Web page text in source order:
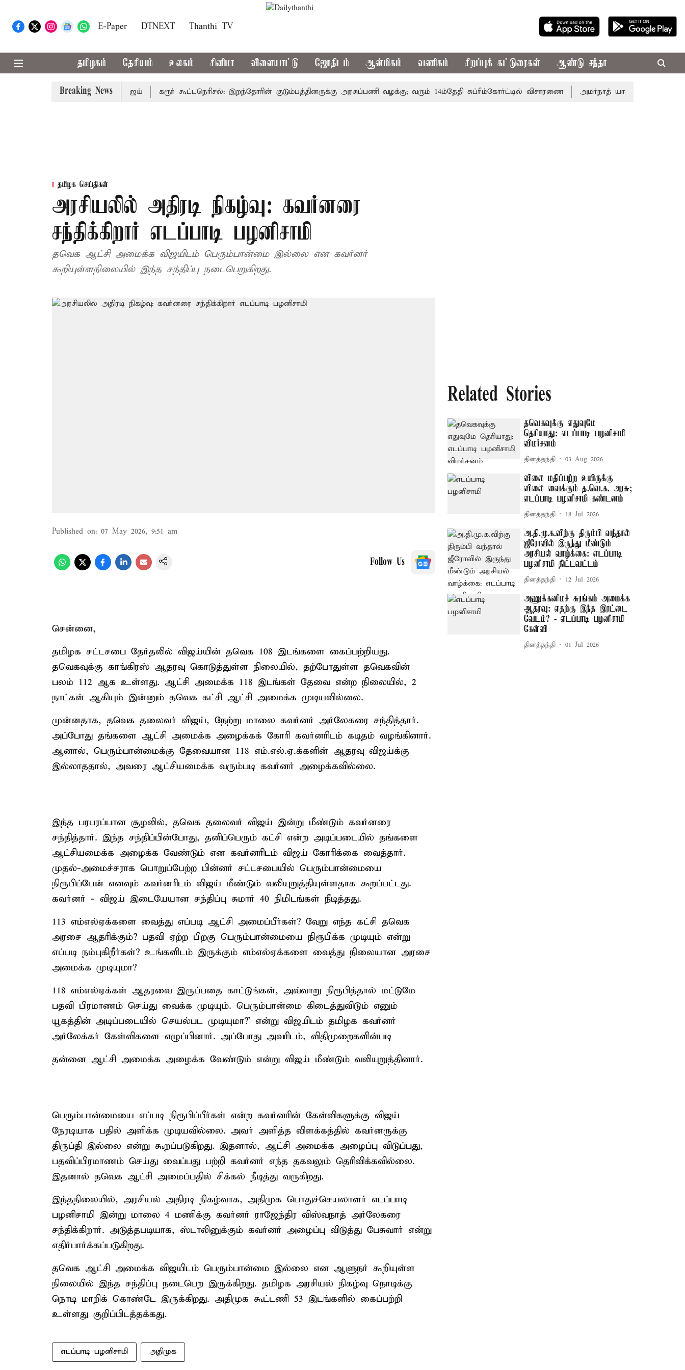
E-Paper DTNEXT Thanthi TV
தமிழகம் தேசியம் உலகம் சினிமா விளையாட்டு ஜோதிடம் ஆன்மிகம் வணிகம் சிறப்புக் கட்டுரைகள் ஆண்டு சந்தா
Breaking News
முதல்-அமைச்சர் விஜய் கரூர் கூட்டநெரிசல்: இறந்தோரின் குடும்பத்தினருக்கு அரசுப்பணி வழக்கு; வரும் 14ம்தேதி சுப்ரீம்கோர்ட்டில் விசாரணை அமர்நாத் யாத்திரை தற்காலிகமாக
தமிழக செய்திகள்
அரசியலில் அதிரடி நிகழ்வு: கவர்னரை
சந்திக்கிறார் எடப்பாடி பழனிசாமி
தவெக ஆட்சி அமைக்க விஜயிடம் பெரும்பான்மை இல்லை என கவர்னர்
கூறியுள்ளநிலையில் இந்த சந்திப்பு நடைபெறுகிறது.
Published on: 07 May 2026, 9:51 am
Follow Us
சென்னை,
தமிழக சட்டசபை தேர்தலில் விஜய்யின் தவெக 108 இடங்களை கைப்பற்றியது.
தவெகவுக்கு காங்கிரஸ் ஆதரவு கொடுத்துள்ள நிலையில், தற்போதுள்ள தவெகவின்
பலம் 112 ஆக உள்ளது. ஆட்சி அமைக்க 118 இடங்கள் தேவை என்ற நிலையில், 2
நாட்கள் ஆகியும் இன்னும் தவெக கட்சி ஆட்சி அமைக்க முடியவில்லை.
முன்னதாக, தவெக தலைவர் விஜய், நேற்று மாலை கவர்னர் அர்லேகரை சந்தித்தார்.
அப்போது தங்களை ஆட்சி அமைக்க அழைக்கக் கோரி கவர்னரிடம் கடிதம் வழங்கினார்.
ஆனால், பெரும்பான்மைக்கு தேவையான 118 எம்.எல்.ஏ.க்களின் ஆதரவு விஜய்க்கு
இல்லாததால், அவரை ஆட்சியமைக்க வரும்படி கவர்னர் அழைக்கவில்லை.
இந்த பரபரப்பான சூழலில், தவெக தலைவர் விஜய் இன்று மீண்டும் கவர்னரை
சந்தித்தார். இந்த சந்திப்பின்போது, தனிப்பெரும் கட்சி என்ற அடிப்படையில் தங்களை
ஆட்சியமைக்க அழைக்க வேண்டும் என கவர்னரிடம் விஜய் கோரிக்கை வைத்தார்.
முதல்-அமைச்சராக பொறுப்பேற்ற பின்னர் சட்டசபையில் பெரும்பான்மையை
நிரூபிப்பேன் எனவும் கவர்னரிடம் விஜய் மீண்டும் வலியுறுத்தியுள்ளதாக கூறப்பட்டது.
கவர்னர் - விஜய் இடையேயான சந்திப்பு சுமார் 40 நிமிடங்கள் நீடித்தது.
113 எம்எல்ஏக்களை வைத்து எப்படி ஆட்சி அமைப்பீர்கள்? வேறு எந்த கட்சி தவெக
அரசை ஆதரிக்கும்? பதவி ஏற்ற பிறகு பெரும்பான்மையை நிரூபிக்க முடியும் என்று
எப்படி நம்புகிறீர்கள்? உங்களிடம் இருக்கும் எம்எல்ஏக்களை வைத்து நிலையான அரசை
அமைக்க முடியுமா?
118 எம்எல்ஏக்கள் ஆதரவை இருப்பதை காட்டுங்கள், அவ்வாறு நிரூபித்தால் மட்டுமே
பதவி பிரமாணம் செய்து வைக்க முடியும். பெரும்பான்மை கிடைத்துவிடும் எனும்
யூகத்தின் அடிப்படையில் செயல்பட முடியுமா?' என்று விஜயிடம் தமிழக கவர்னர்
அர்லேக்கர் கேள்விகளை எழுப்பினார். அப்போது அவரிடம், விதிமுறைகளின்படி
தன்னை ஆட்சி அமைக்க அழைக்க வேண்டும் என்று விஜய் மீண்டும் வலியுறுத்தினார்.
பெரும்பான்மையை எப்படி நிரூபிப்பீர்கள் என்ற கவர்னரின் கேள்விகளுக்கு விஜய்
நேரடியாக பதில் அளிக்க முடியவில்லை. அவர் அளித்த விளக்கத்தில் கவர்னருக்கு
திருப்தி இல்லை என்று கூறப்படுகிறது. இதனால், ஆட்சி அமைக்க அழைப்பு விடுப்பது,
பதவிப்பிரமாணம் செய்து வைப்பது பற்றி கவர்னர் எந்த தகவலும் தெரிவிக்கவில்லை.
இதனால் தவெக ஆட்சி அமைப்பதில் சிக்கல் நீடித்து வருகிறது.
இந்தநிலையில், அரசியல் அதிரடி நிகழ்வாக, அதிமுக பொதுச்செயலாளர் எடப்பாடி
பழனிசாமி இன்று மாலை 4 மணிக்கு கவர்னர் ராஜேந்திர விஸ்வநாத் அர்லேகரை
சந்திக்கிறார். அடுத்தபடியாக, ஸ்டாலினுக்கும் கவர்னர் அழைப்பு விடுத்து பேசுவார் என்று
எதிர்பார்க்கப்படுகிறது.
தவெக ஆட்சி அமைக்க விஜயிடம் பெரும்பான்மை இல்லை என ஆளுநர் கூறியுள்ள
நிலையில் இந்த சந்திப்பு நடைபெற இருக்கிறது. தமிழக அரசியல் நிகழ்வு நொடிக்கு
நொடி மாறிக் கொண்டே இருக்கிறது. அதிமுக கூட்டணி 53 இடங்களில் கைப்பற்றி
உள்ளது குறிப்பிடத்தக்கது.
எடப்பாடி பழனிசாமி அதிமுக
Related Stories
தவெகவுக்கு எதுவுமே
தெரியாது: எடப்பாடி பழனிசாமி
விமர்சனம்
தினத்தந்தி 03 Aug 2026
விலை மதிப்பற்ற உயிருக்கு
விலை வைக்கும் த.வெ.க. அரசு;
எடப்பாடி பழனிசாமி கண்டனம்
தினத்தந்தி 18 Jul 2026
அ.தி.மு.க.விற்கு திரும்பி வந்தால்
ஜீரோவில் இருந்து மீண்டும்
அரசியல் வாழ்க்கை: எடப்பாடி
பழனிசாமி திட்டவட்டம்
தினத்தந்தி 12 Jul 2026
அணுக்கனிமச் சுரங்கம் அமைக்க
ஆதரவு: எதற்கு இந்த இரட்டை
வேடம்? - எடப்பாடி பழனிசாமி
கேள்வி
தினத்தந்தி 01 Jul 2026